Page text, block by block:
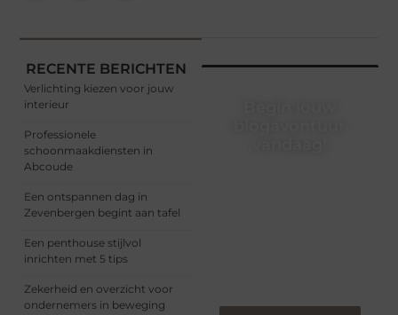
RECENTE BERICHTEN
Verlichting kiezen voor jouw
interieur
Professionele
schoonmaakdiensten in
Abcoude
Een ontspannen dag in
Zevenbergen begint aan tafel
Een penthouse stijlvol
inrichten met 5 tips
Zekerheid en overzicht voor
ondernemers in beweging